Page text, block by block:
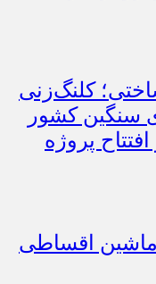
کلنگ‌زنی
سنگین کشور
پروژه
اقساطی